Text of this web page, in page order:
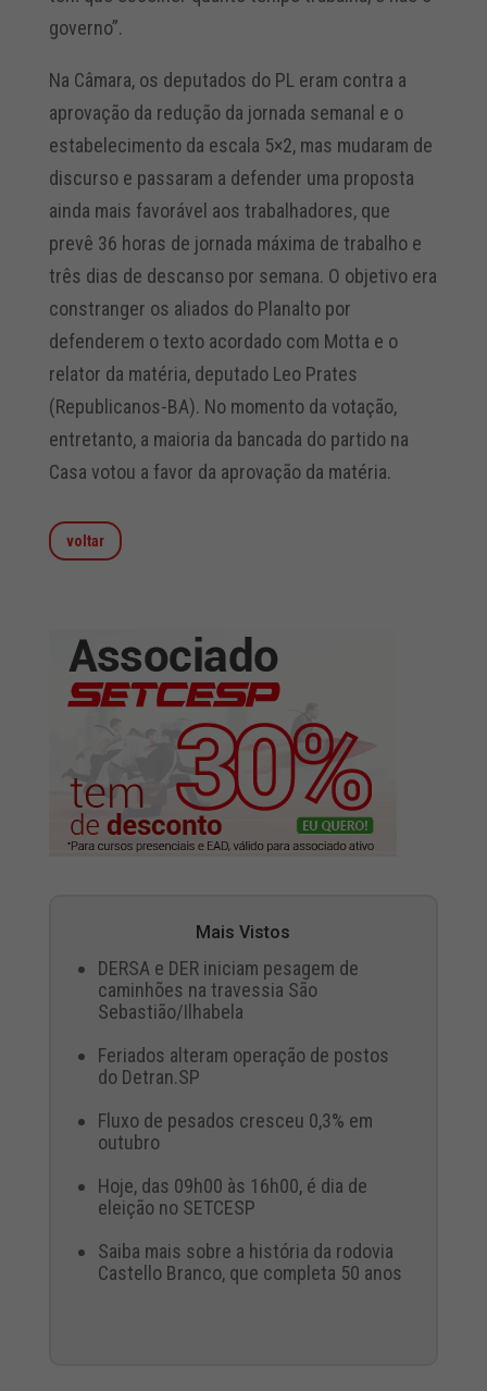
governo”.
Na Câmara, os deputados do PL eram contra a
aprovação da redução da jornada semanal e o
estabelecimento da escala 5×2, mas mudaram de
discurso e passaram a defender uma proposta
ainda mais favorável aos trabalhadores, que
prevê 36 horas de jornada máxima de trabalho e
três dias de descanso por semana. O objetivo era
constranger os aliados do Planalto por
defenderem o texto acordado com Motta e o
relator da matéria, deputado Leo Prates
(Republicanos-BA). No momento da votação,
entretanto, a maioria da bancada do partido na
Casa votou a favor da aprovação da matéria.
voltar
Mais Vistos
DERSA e DER iniciam pesagem de
caminhões na travessia São
Sebastião/Ilhabela
Feriados alteram operação de postos
do Detran.SP
Fluxo de pesados cresceu 0,3% em
outubro
Hoje, das 09h00 às 16h00, é dia de
eleição no SETCESP
Saiba mais sobre a história da rodovia
Castello Branco, que completa 50 anos